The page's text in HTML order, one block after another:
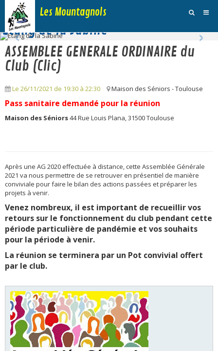
Les Mountagnols
Activités
Agenda
Adhésions et Club
Photos
Sites
Blog
Etang de la Sabine
‹ ›
ASSEMBLEE GENERALE ORDINAIRE du
Club (Clic)
Le 26/11/2021 de 19:30 à 22:30 Maison des Séniors - Toulouse
Pass sanitaire demandé pour la réunion
Maison des Séniors44 Rue Louis Plana, 31500 Toulouse
Après une AG 2020 effectuée à distance, cette Assemblée Générale
2021 va nous permettre de se retrouver en présentiel de manière
conviviale pour faire le bilan des actions passées et préparer les
projets à venir.
Venez nombreux, il est important de recueillir vos
retours sur le fonctionnement du club pendant cette
période particulière de pandémie et vos souhaits
pour la période à venir.
La réunion se terminera par un Pot convivial offert
par le club.